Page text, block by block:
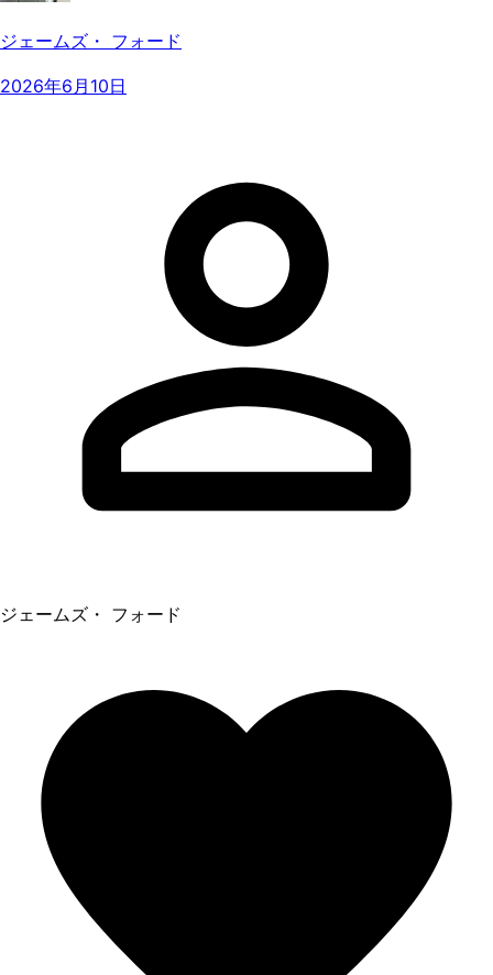
ジェームズ・ フォード
2026年6月10日
ジェームズ・ フォード